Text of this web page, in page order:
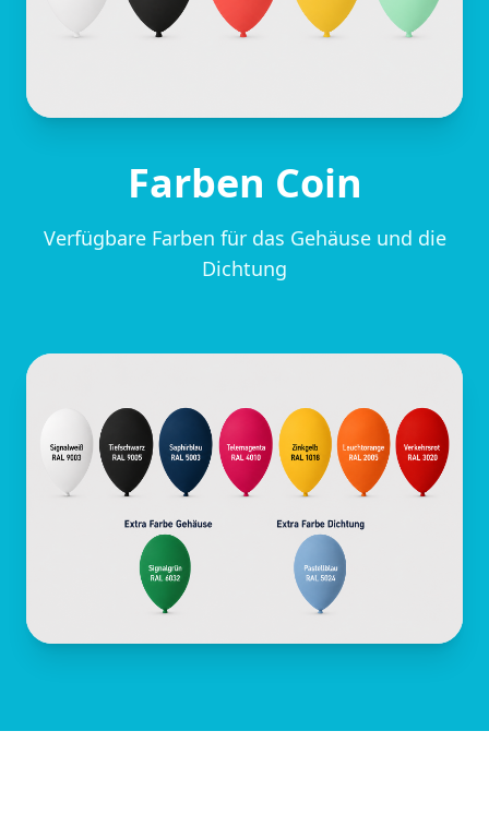
Farben Coin
Verfügbare Farben für das Gehäuse und die
Dichtung